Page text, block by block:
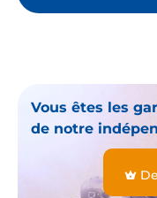
Vous êtes les
de notre